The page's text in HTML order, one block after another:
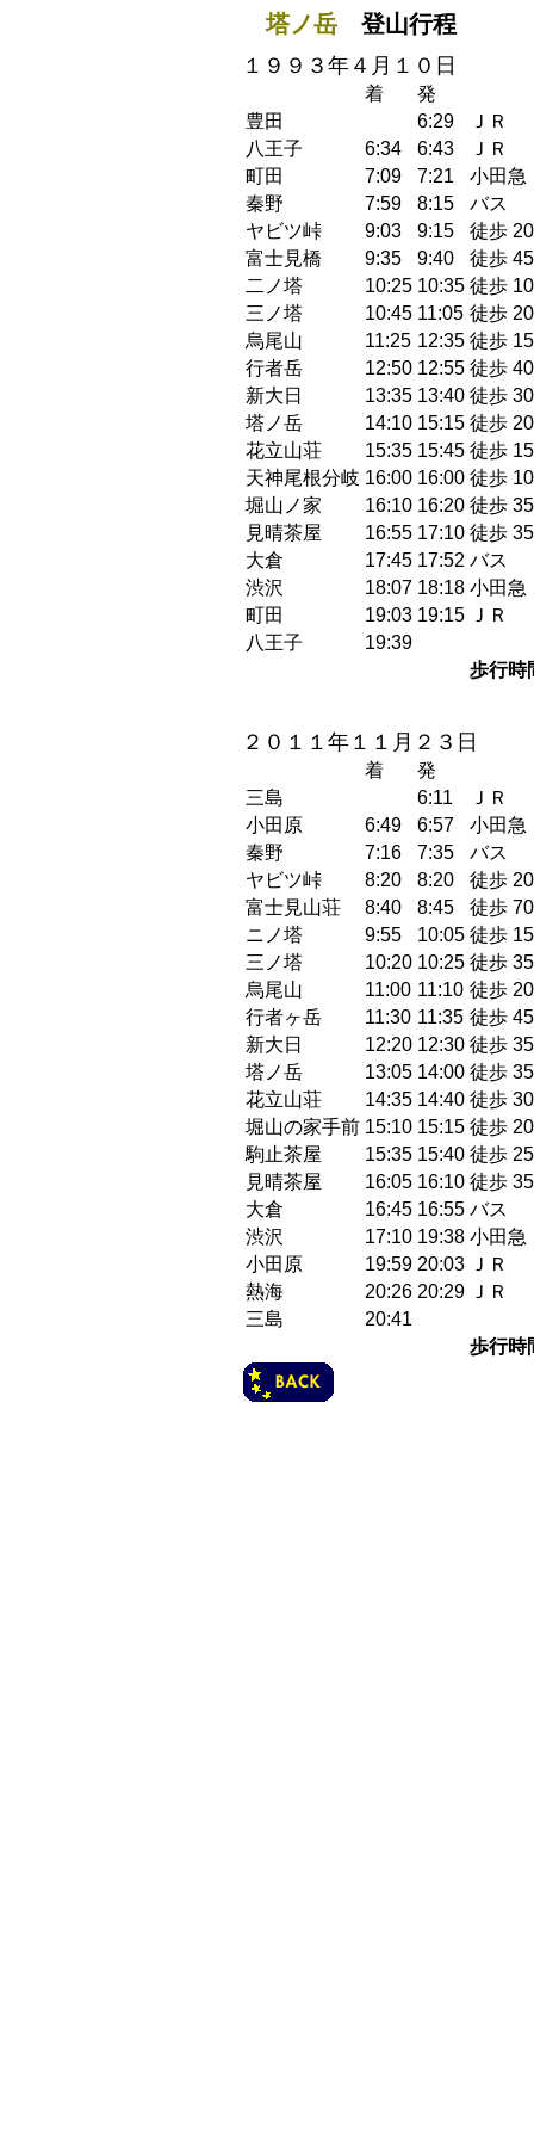
塔ノ岳登山行程
１９９３年４月１０日
着
発
豊田
6:29
ＪＲ
八王子
6:34 6:43
ＪＲ
町田
7:09 7:21
小田急
秦野
7:59 8:15
バス
ヤビツ峠
9:03 9:15
徒歩
富士見橋
9:35 9:40
徒歩
二ノ塔
10:25 10:35 徒歩
三ノ塔
10:45 11:05 徒歩
烏尾山
11:25 12:35 徒歩
行者岳
12:50 12:55 徒歩
新大日
13:35 13:40 徒歩
塔ノ岳
14:10 15:15 徒歩
花立山荘
15:35 15:45 徒歩
天神尾根分岐 16:00 16:00 徒歩
堀山ノ家
16:10 16:20 徒歩
見晴茶屋
16:55 17:10 徒歩
大倉
17:45 17:52 バス
渋沢
18:07 18:18 小田急
町田
19:03 19:15
ＪＲ
八王子
19:39
歩行
２０１１年１１月２３日
着
発
三島
6:11
ＪＲ
小田原
6:49 6:57
小田急
秦野
7:16 7:35
バス
ヤビツ峠
8:20 8:20
徒歩
富士見山荘
8:40 8:45
徒歩
ニノ塔
9:55 10:05 徒歩
三ノ塔
10:20 10:25 徒歩
烏尾山
11:00 11:10 徒歩
行者ヶ岳
11:30 11:35 徒歩
新大日
12:20 12:30 徒歩
塔ノ岳
13:05 14:00 徒歩
花立山荘
14:35 14:40 徒歩
堀山の家手前 15:10 15:15 徒歩
駒止茶屋
15:35 15:40 徒歩
見晴茶屋
16:05 16:10 徒歩
大倉
16:45 16:55 バス
渋沢
17:10 19:38 小田急
小田原
19:59 20:03
ＪＲ
熱海
20:26 20:29
ＪＲ
三島
20:41
歩行